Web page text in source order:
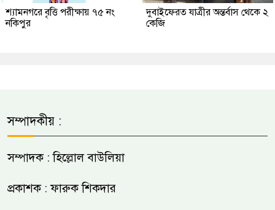
শ্যামনগরে বৃত্তি পরীক্ষায় ৭৫ নং
নকিপুর
দুবাইফেরত যাত্রীর অন্তর্বাস থেকে ২
কেজি
সম্পাদকীয় :
সম্পাদক : হিল্লোল বাউলিয়া
প্রকাশক : ফারুক শিকদার